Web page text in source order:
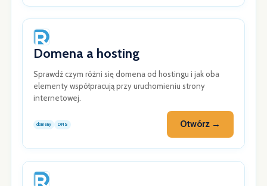
Domena a hosting
Sprawdź czym różni się domena od hostingu i jak oba
elementy współpracują przy uruchomieniu strony
internetowej.
domeny DNS Otwórz →